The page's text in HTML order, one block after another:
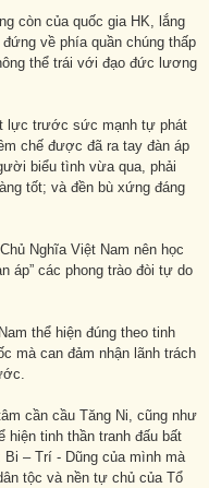
còn của quốc gia HK, lắng
về phía quần chúng thấp
thể trái với đạo đức lương
lực trước sức mạnh tự phát
chế được đã ra tay đàn áp
biểu tình vừa qua, phải
tốt; và đền bù xứng đáng
Nghĩa Việt Nam nên học
áp” các phong trào đòi tự do
thể hiện đúng theo tinh
mà can đảm nhận lãnh trách
cần cầu Tăng Ni, cũng như
hiện tinh thần tranh đấu bất
Bi – Trí - Dũng của mình mà
tộc và nền tự chủ của Tổ